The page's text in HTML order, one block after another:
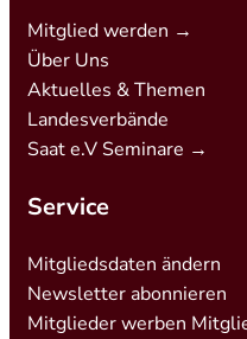
Mitglied werden →
Über Uns
Aktuelles & Themen
Landesverbände
Saat e.V Seminare →
Service
Mitgliedsdaten ändern
Newsletter abonnieren
Mitglieder werben